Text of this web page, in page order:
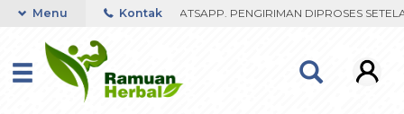
RESPON ORDER VIA WHATSAPP. PENGIRIMAN DIPROSES SETELAH
Menu Kontak